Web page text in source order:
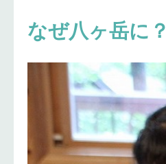
なぜ八ヶ岳に？